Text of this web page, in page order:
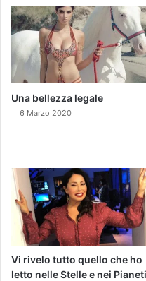
Una bellezza legale
6 Marzo 2020
Vi rivelo tutto quello che ho
letto nelle Stelle e nei Pianeti